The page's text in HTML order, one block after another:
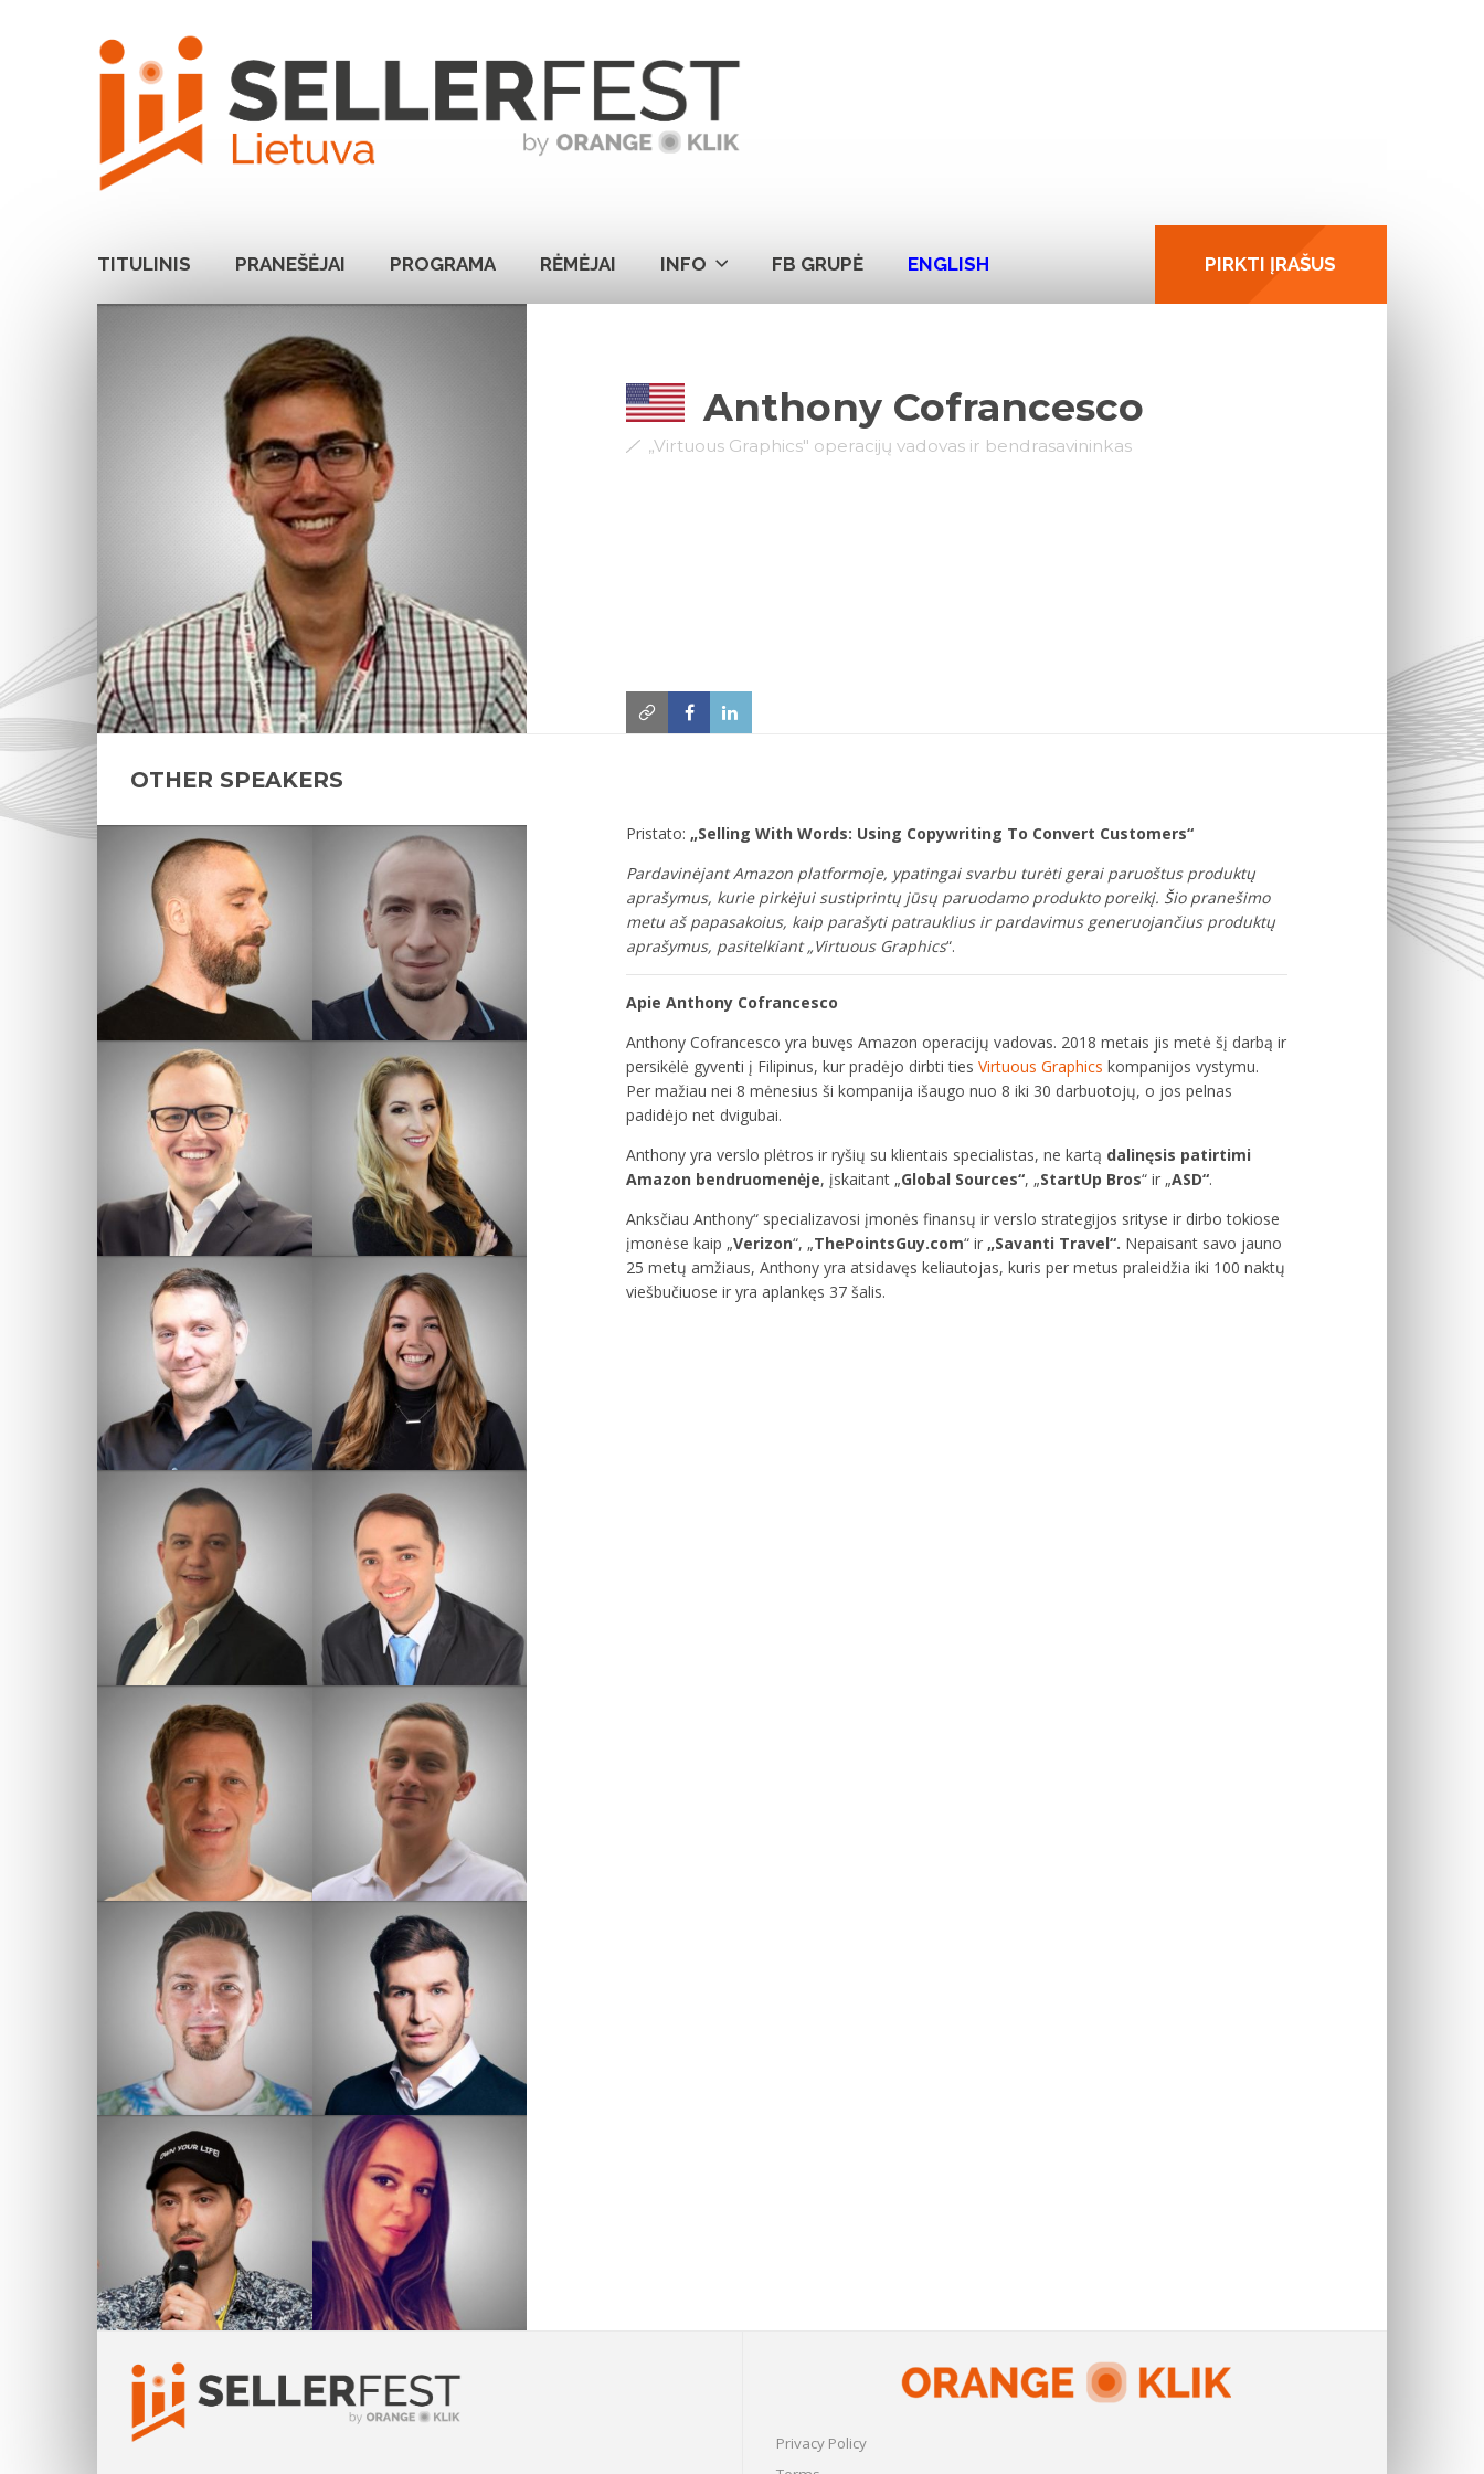
PIRKTI ĮRAŠUS
TITULINIS PRANEŠĖJAI PROGRAMA RĖMĖJAI INFO FB GRUPĖ ENGLISH
Anthony Cofrancesco
„Virtuous Graphics" operacijų vadovas ir bendrasavininkas
Pristato: „Selling With Words: Using Copywriting To Convert Customers“
Pardavinėjant Amazon platformoje, ypatingai svarbu turėti gerai paruoštus produktų
aprašymus, kurie pirkėjui sustiprintų jūsų paruodamo produkto poreikį. Šio pranešimo
metu aš papasakoius, kaip parašyti patrauklius ir pardavimus generuojančius produktų
aprašymus, pasitelkiant „Virtuous Graphics“.
Apie Anthony Cofrancesco
Anthony Cofrancesco yra buvęs Amazon operacijų vadovas. 2018 metais jis metė šį darbą ir
persikėlė gyventi į Filipinus, kur pradėjo dirbti tiesVirtuous Graphics kompanijos vystymu.
Per mažiau nei 8 mėnesius ši kompanija išaugo nuo 8 iki 30 darbuotojų, o jos pelnas
padidėjo net dvigubai.
Anthony yra verslo plėtros ir ryšių su klientais specialistas, ne kartą dalinęsis patirtimi
Amazon bendruomenėje, įskaitant „Global Sources“, „StartUp Bros“ ir „ASD“.
Anksčiau Anthony“ specializavosi įmonės finansų ir verslo strategijos srityse ir dirbo tokiose
įmonėse kaip „Verizon“, „ThePointsGuy.com“ ir „Savanti Travel“. Nepaisant savo jauno
25 metų amžiaus, Anthony yra atsidavęs keliautojas, kuris per metus praleidžia iki 100 naktų
viešbučiuose ir yra aplankęs 37 šalis.
OTHER SPEAKERS
Privacy Policy